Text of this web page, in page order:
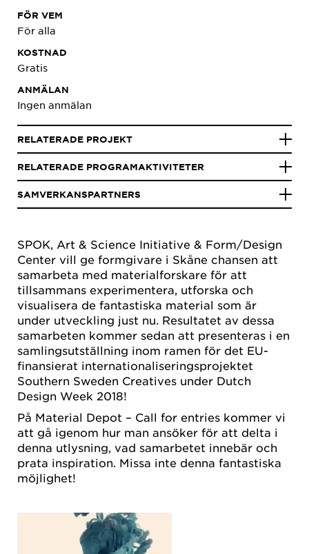
SPOK, Art & Science Initiative & Form/Design
Center vill ge formgivare i Skåne chansen att
samarbeta med materialforskare för att
tillsammans experimentera, utforska och
visualisera de fantastiska material som är
under utveckling just nu. Resultatet av dessa
samarbeten kommer sedan att presenteras i en
samlingsutställning inom ramen för det EU-
finansierat internationaliseringsprojektet
Southern Sweden Creatives under Dutch
Design Week 2018!
På Material Depot – Call for entries kommer vi
att gå igenom hur man ansöker för att delta i
denna utlysning, vad samarbetet innebär och
prata inspiration. Missa inte denna fantastiska
möjlighet!
FÖR VEM
För alla
KOSTNAD
Gratis
ANMÄLAN
Ingen anmälan
RELATERADE PROJEKT
RELATERADE PROGRAMAKTIVITETER
SAMVERKANSPARTNERS